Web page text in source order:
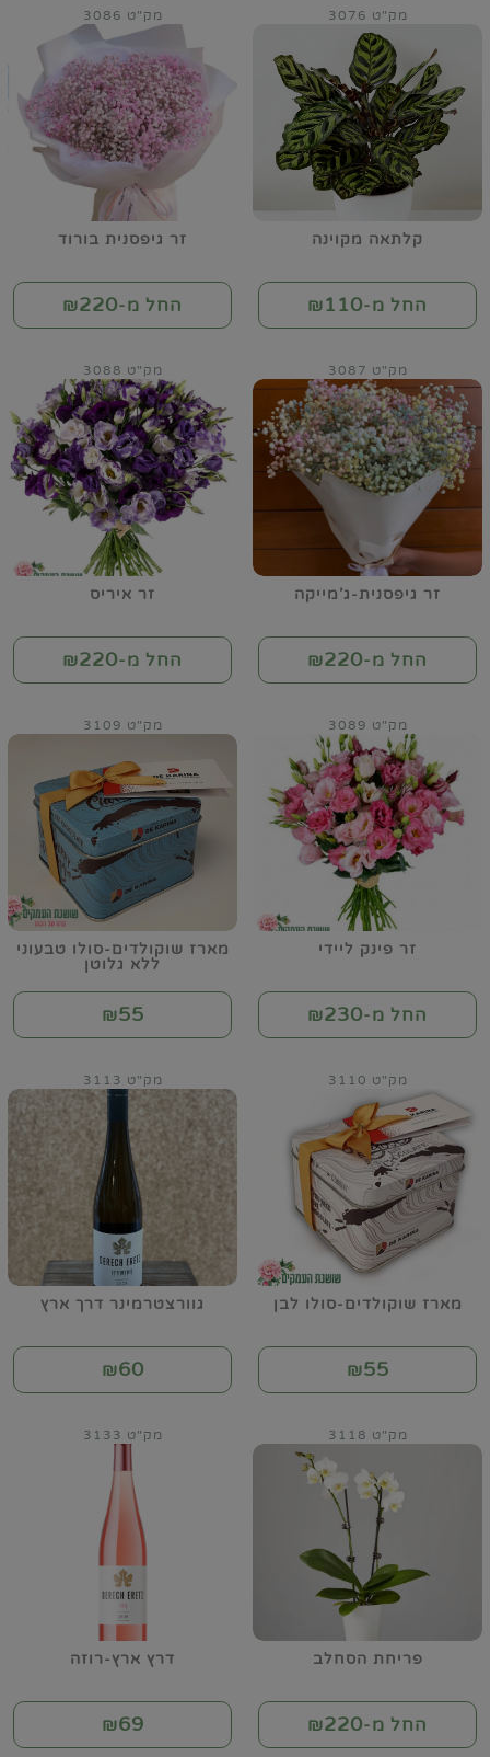
קלתאה מקוינה
מק"ט 3076
החל מ-₪110
זר גיפסנית בורוד
מק"ט 3086
החל מ-₪220
זר גיפסנית-ג'מייקה
מק"ט 3087
החל מ-₪220
זר איריס
מק"ט 3088
החל מ-₪220
זר פינק ליידי
מק"ט 3089
החל מ-₪230
מארז שוקולדים-סולו טבעוני
ללא גלוטן
מק"ט 3109
₪55
מארז שוקולדים-סולו לבן
מק"ט 3110
₪55
גוורצטרמינר דרך ארץ
מק"ט 3113
₪60
פריחת הסחלב
מק"ט 3118
החל מ-₪220
דרץ ארץ-רוזה
מק"ט 3133
₪69